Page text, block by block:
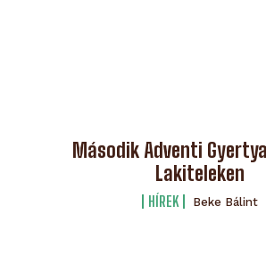
Második Adventi
Lakiteleken
HÍREK Beke Bálint